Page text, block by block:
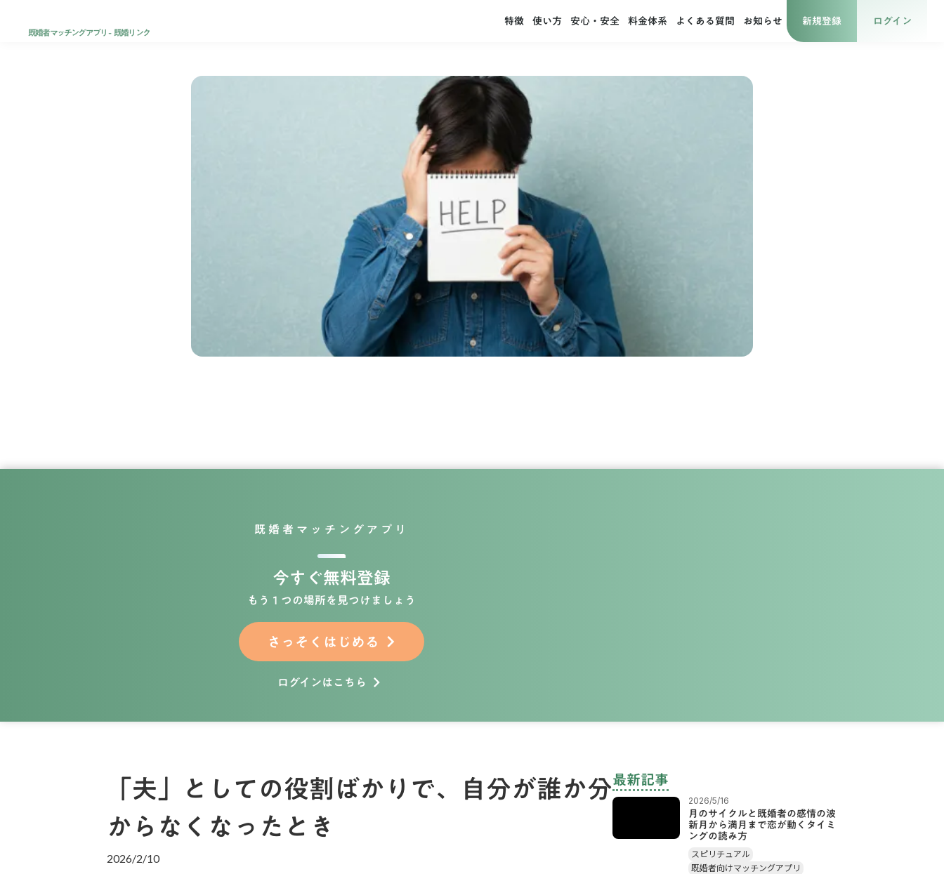
既婚者マッチングアプリ - 既婚リンク
特徴 使い方 安心・安全 料金体系 よくある質問 お知らせ 新規登録 ログイン
既婚者マッチングアプリ
今すぐ無料登録
もう１つの場所を見つけましょう
さっそくはじめる keyboard_arrow_right
ログインはこちら keyboard_arrow_right
「夫」としての役割ばかりで、自分が誰か分
からなくなったとき
2026/2/10
最新記事
2026/5/16
月のサイクルと既婚者の感情の波
新月から満月まで恋が動くタイミ
ングの読み方
スピリチュアル
既婚者向けマッチングアプリ